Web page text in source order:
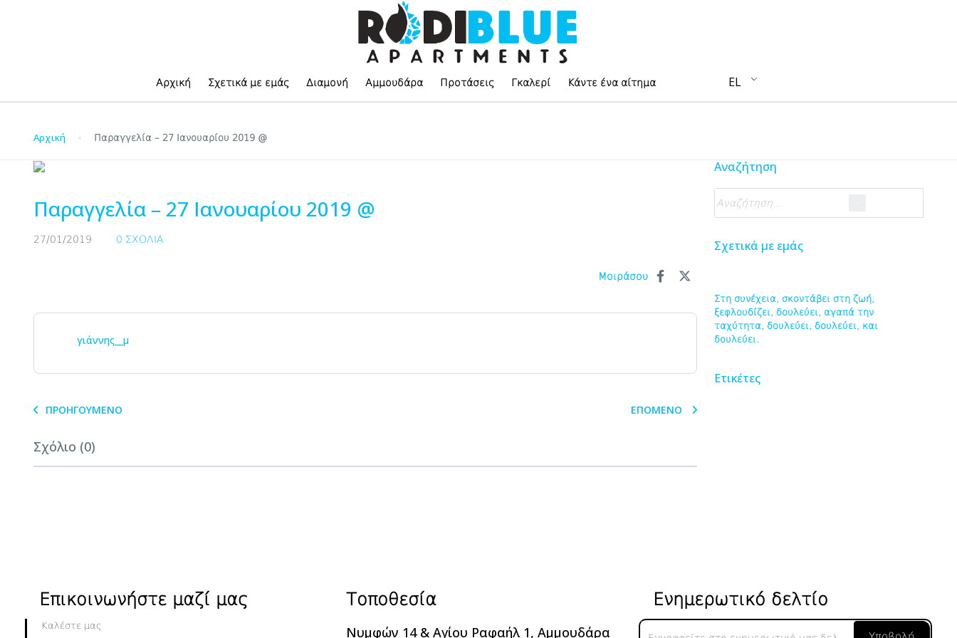
Αρχική Σχετικά με εμάς Διαμονή Αμμουδάρα Προτάσεις Γκαλερί Κάντε ένα αίτημα EL
Αρχική Παραγγελία – 27 Ιανουαρίου 2019 @
Παραγγελία – 27 Ιανουαρίου 2019 @
27/01/2019 0 ΣΧΌΛΙΑ
Μοιράσου
γιάννης__μ
ΠΡΟΗΓΟΎΜΕΝΟ ΕΠΌΜΕΝΟ
Σχόλιο (0)
Αναζήτηση
Σχετικά με εμάς
Στη συνέχεια, σκοντάβει στη ζωή,
ξεφλουδίζει, δουλεύει, αγαπά την
ταχύτητα, δουλεύει, δουλεύει, και
δουλεύει.
Ετικέτες
Επικοινωνήστε μαζί μας
Καλέστε μας
Τοποθεσία
Νυμφών 14 & Αγίου Ραφαήλ 1, Αμμουδάρα
Ενημερωτικό δελτίο
Ενημερωτικό